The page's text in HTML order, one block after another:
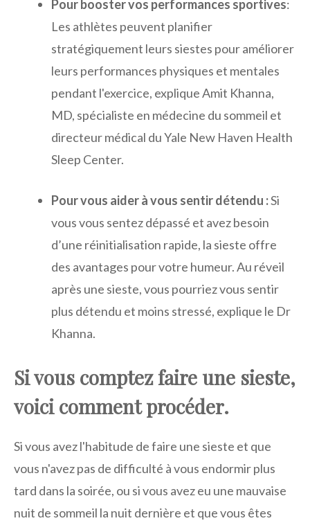
Pour booster vos performances sportives:
Les athlètes peuvent planifier
stratégiquement leurs siestes pour améliorer
leurs performances physiques et mentales
pendant l'exercice, explique Amit Khanna,
MD, spécialiste en médecine du sommeil et
directeur médical du Yale New Haven Health
Sleep Center.
Pour vous aider à vous sentir détendu :Si
vous vous sentez dépassé et avez besoin
d’une réinitialisation rapide, la sieste offre
des avantages pour votre humeur. Au réveil
après une sieste, vous pourriez vous sentir
plus détendu et moins stressé, explique le Dr
Khanna.
Si vous comptez faire une sieste,
voici comment procéder.
Si vous avez l'habitude de faire une sieste et que
vous n'avez pas de difficulté à vous endormir plus
tard dans la soirée, ou si vous avez eu une mauvaise
nuit de sommeil la nuit dernière et que vous êtes